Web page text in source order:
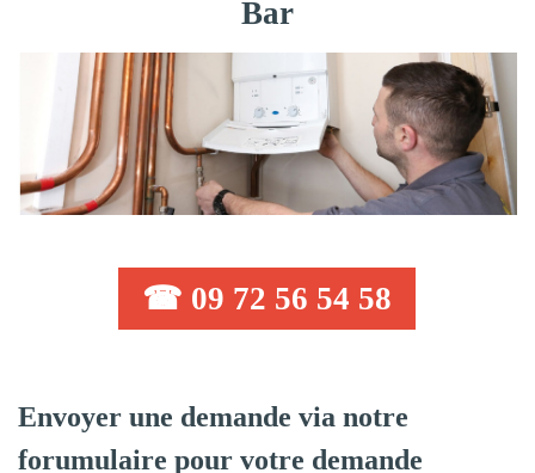
Bar
☎ 09 72 56 54 58
Envoyer une demande via notre
forumulaire pour votre demande